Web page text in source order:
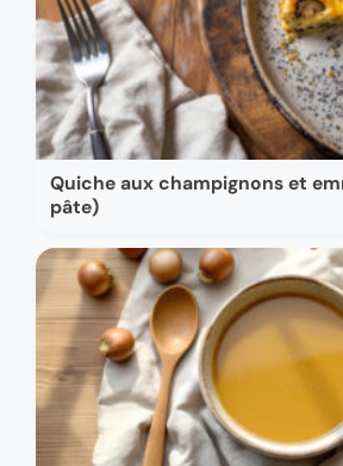
Quiche aux champignons et
pâte)